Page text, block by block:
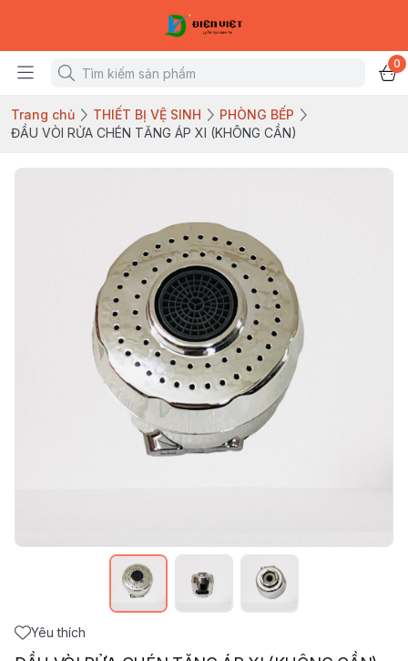
0
Trang chủ THIẾT BỊ VỆ SINH
PHÒNG BẾP
ĐẦU VÒI RỬA CHÉN TĂNG ÁP XI (KHÔNG CẦN)
Yêu thích